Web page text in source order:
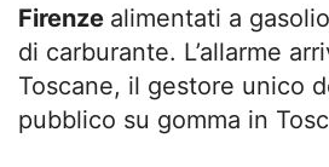
Firenze alimentati a
di carburante. L’allarme
Toscane, il gestore unico
pubblico su gomma in